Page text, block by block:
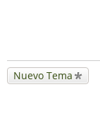
Nuevo Tema